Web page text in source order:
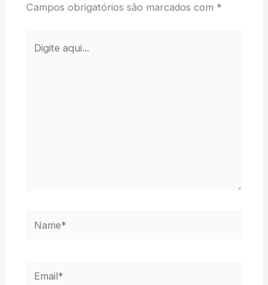
Campos obrigatórios são marcados com *
aqui...
Name*
Email*